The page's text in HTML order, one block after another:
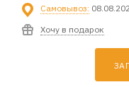
Самовывоз:
Хочу в подарок